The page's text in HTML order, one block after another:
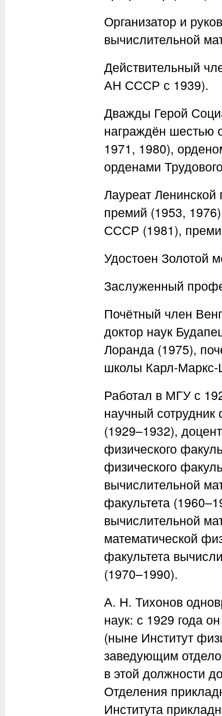
Организатор и
вычислительной
Действительный
АН СССР с 1939).
Дважды Герой
награждён шестью
1971, 1980),
орденами
Лауреат
премий (1953,
СССР (1981),
Удостоен Золотой
Заслуженный
Почётный член
доктор наук
Лоранда (1975),
школы Карл-
Работал в МГУ с
научный сотрудник
(1929–1932),
физического
физического
вычислительной
факультета
вычислительной
математической
факультета
(1970–1990).
А. Н. Тихонов
наук: с 1929 года
(ныне Институт
заведующим
в этой должности
Отделения
Института